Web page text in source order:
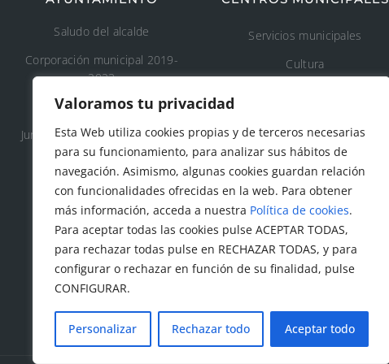
Valoramos tu privacidad
Esta Web utiliza cookies propias y de terceros necesarias
para su funcionamiento, para analizar sus hábitos de
navegación. Asimismo, algunas cookies guardan relación
con funcionalidades ofrecidas en la web. Para obtener
más información, acceda a nuestra Política de cookies.
Para aceptar todas las cookies pulse ACEPTAR TODAS,
para rechazar todas pulse en RECHAZAR TODAS, y para
configurar o rechazar en función de su finalidad, pulse
CONFIGURAR.
Personalizar Rechazar todo Aceptar todo
Saludo del alcalde
Corporación municipal 2019-
2023
Concejalía 2019-2023
Junta de Gobierno Local 2019-
2023
Servicios municipales
Cultura
Áreas recreativas
Medio ambiente
Tanatorio y cementerio
municipal
Protección civil
Servicios sociales